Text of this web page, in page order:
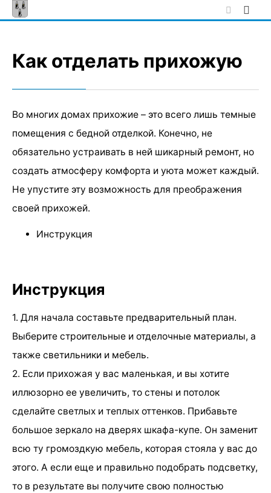
Skip
to
Как отделать прихожую
Во многих домах прихожие – это всего лишь темные
помещения с бедной отделкой. Конечно, не
обязательно устраивать в ней шикарный ремонт, но
создать атмосферу комфорта и уюта может каждый.
Не упустите эту возможность для преображения
своей прихожей.
Инструкция
Инструкция
1. Для начала составьте предварительный план.
Выберите строительные и отделочные материалы, а
также светильники и мебель.
2. Если прихожая у вас маленькая, и вы хотите
иллюзорно ее увеличить, то стены и потолок
сделайте светлых и теплых оттенков. Прибавьте
большое зеркало на дверях шкафа-купе. Он заменит
всю ту громоздкую мебель, которая стояла у вас до
этого. А если еще и правильно подобрать подсветку,
то в результате вы получите свою полностью